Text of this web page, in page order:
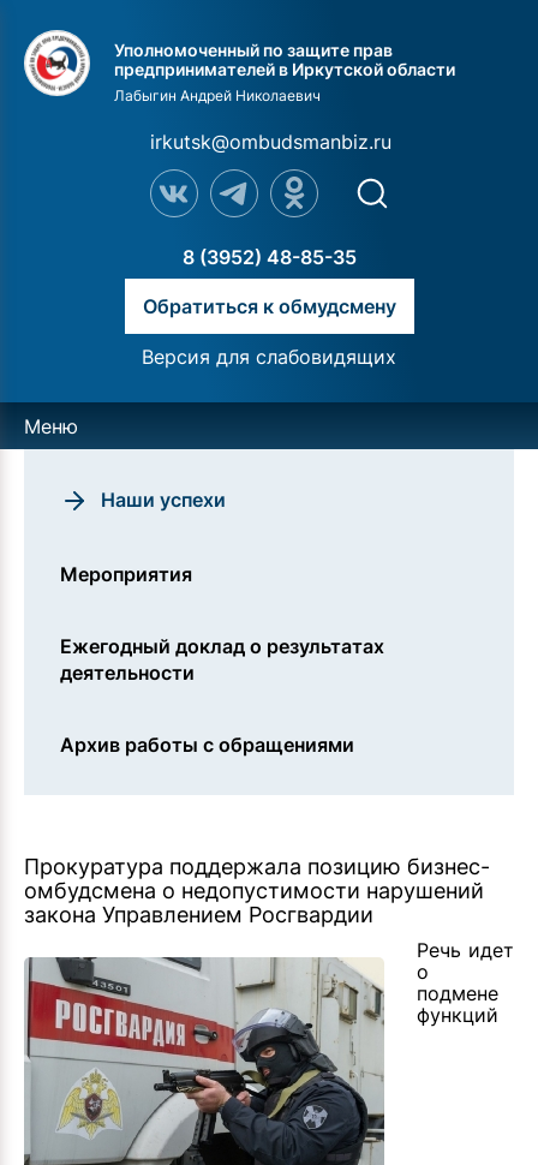
Уполномоченный по защите прав
предпринимателей в Иркутской области
Лабыгин Андрей Николаевич
irkutsk@ombudsmanbiz.ru
8 (3952) 48-85-35
Обратиться к обмудсмену
Версия для слабовидящих
Меню
Наши успехи
Мероприятия
Ежегодный доклад о результатах
деятельности
Архив работы с обращениями
Прокуратура поддержала позицию бизнес-
омбудсмена о недопустимости нарушений
закона Управлением Росгвардии
Речь идет
о
подмене
функций